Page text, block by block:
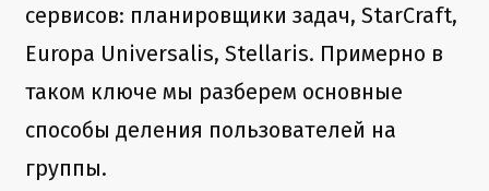
сервисов: планировщики задач, StarCraft,
Europa Universalis, Stellaris. Примерно в
таком ключе мы разберем основные
способы деления пользователей на
группы.